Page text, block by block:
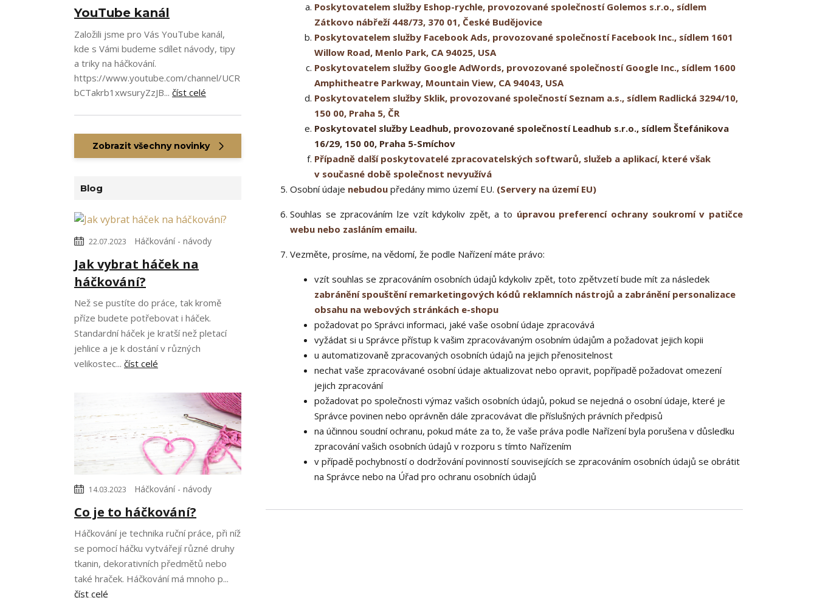
YouTube kanál
Založili jsme pro Vás YouTube kanál,
kde s Vámi budeme sdílet návody, tipy
a triky na háčkování.
https://www.youtube.com/channel/UCR
bCTakrb1xwsuryZzJB... číst celé
Zobrazit všechny novinky
Blog
22.07.2023 Háčkování - návody
Jak vybrat háček na
háčkování?
Než se pustíte do práce, tak kromě
příze budete potřebovat i háček.
Standardní háček je kratší než pletací
jehlice a je k dostání v různých
velikostec... číst celé
14.03.2023 Háčkování - návody
Co je to háčkování?
Háčkování je technika ruční práce, při níž
se pomocí háčku vytvářejí různé druhy
tkanin, dekorativních předmětů nebo
také hraček. Háčkování má mnoho p...
číst celé
Poskytovatelem služby Eshop-rychle, provozované společností Golemos s.r.o., sídlem
Zátkovo nábřeží 448/73, 370 01, České Budějovice
Poskytovatelem služby Facebook Ads, provozované společností Facebook Inc., sídlem 1601
Willow Road, Menlo Park, CA 94025, USA
Poskytovatelem služby Google AdWords, provozované společností Google Inc., sídlem 1600
Amphitheatre Parkway, Mountain View, CA 94043, USA
Poskytovatelem služby Sklik, provozované společností Seznam a.s., sídlem Radlická 3294/10,
150 00, Praha 5, ČR
Poskytovatel služby Leadhub, provozované společností Leadhub s.r.o., sídlem Štefánikova
16/29, 150 00, Praha 5-Smíchov
Případně další poskytovatelé zpracovatelských softwarů, služeb a aplikací, které však
v současné době společnost nevyužívá
Osobní údaje nebudoupředány mimo území EU. (Servery na území EU)
Souhlas se zpracováním lze vzít kdykoliv zpět, a to úpravou preferencí ochrany soukromí v patičce
webu nebo zasláním emailu.
Vezměte, prosíme, na vědomí, že podle Nařízení máte právo:
vzít souhlas se zpracováním osobních údajů kdykoliv zpět, toto zpětvzetí bude mít za následek
zabránění spouštění remarketingových kódů reklamních nástrojů a zabránění personalizace
obsahu na webových stránkách e-shopu
požadovat po Správci informaci, jaké vaše osobní údaje zpracovává
vyžádat si u Správce přístup k vašim zpracovávaným osobním údajům a požadovat jejich kopii
u automatizovaně zpracovaných osobních údajů na jejich přenositelnost
nechat vaše zpracovávané osobní údaje aktualizovat nebo opravit, popřípadě požadovat omezení
jejich zpracování
požadovat po společnosti výmaz vašich osobních údajů, pokud se nejedná o osobní údaje, které je
Správce povinen nebo oprávněn dále zpracovávat dle příslušných právních předpisů
na účinnou soudní ochranu, pokud máte za to, že vaše práva podle Nařízení byla porušena v důsledku
zpracování vašich osobních údajů v rozporu s tímto Nařízením
v případě pochybností o dodržování povinností souvisejících se zpracováním osobních údajů se obrátit
na Správce nebo na Úřad pro ochranu osobních údajů